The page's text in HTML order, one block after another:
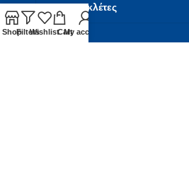
Μοτοσυκλέτες
Σκούτερ
ShopFiltersWishlistCartMy account